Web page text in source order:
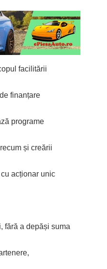
facilitării
finanțare
programe
și creării
acționar unic
fără a depăși suma